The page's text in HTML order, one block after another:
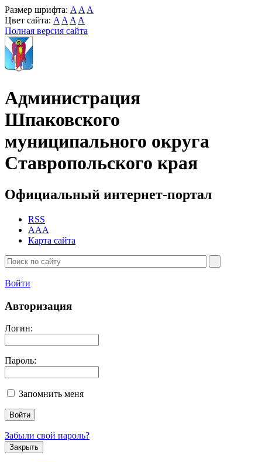
Размер шрифта: A A A
Цвет сайта: A A A A
Полная версия сайта
Администрация
Шпаковского
муниципального округа
Ставропольского края
Официальный интернет-портал
RSS
AAA
Карта сайта
Войти
Авторизация
Логин:
Пароль:
Запомнить меня
Забыли свой пароль?
Закрыть